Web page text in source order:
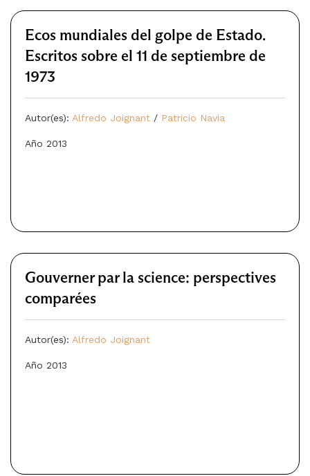
Ecos mundiales del golpe de Estado.
Escritos sobre el 11 de septiembre de
1973
Autor(es): Alfredo Joignant / Patricio Navia
Año 2013
Gouverner par la science: perspectives
comparées
Autor(es): Alfredo Joignant
Año 2013